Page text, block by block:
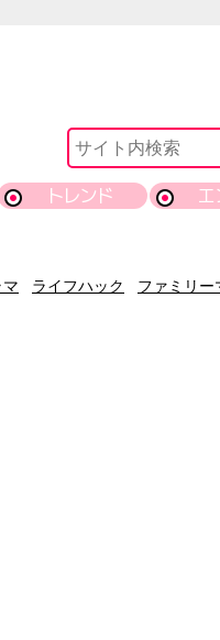
トレンド エ
マ ライフハック ファミリー